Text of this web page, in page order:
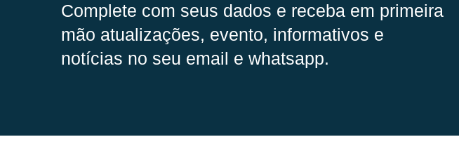
Complete com seus dados e receba em primeira
mão atualizações, evento, informativos e
notícias no seu email e whatsapp.